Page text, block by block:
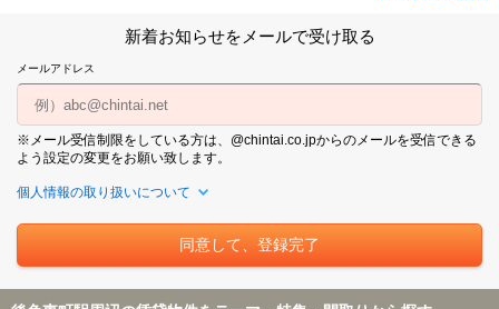
新着お知らせをメールで受け取る
メールアドレス
※メール受信制限をしている方は、@chintai.co.jpからのメールを受信できる
よう設定の変更をお願い致します。
個人情報の取り扱いについて